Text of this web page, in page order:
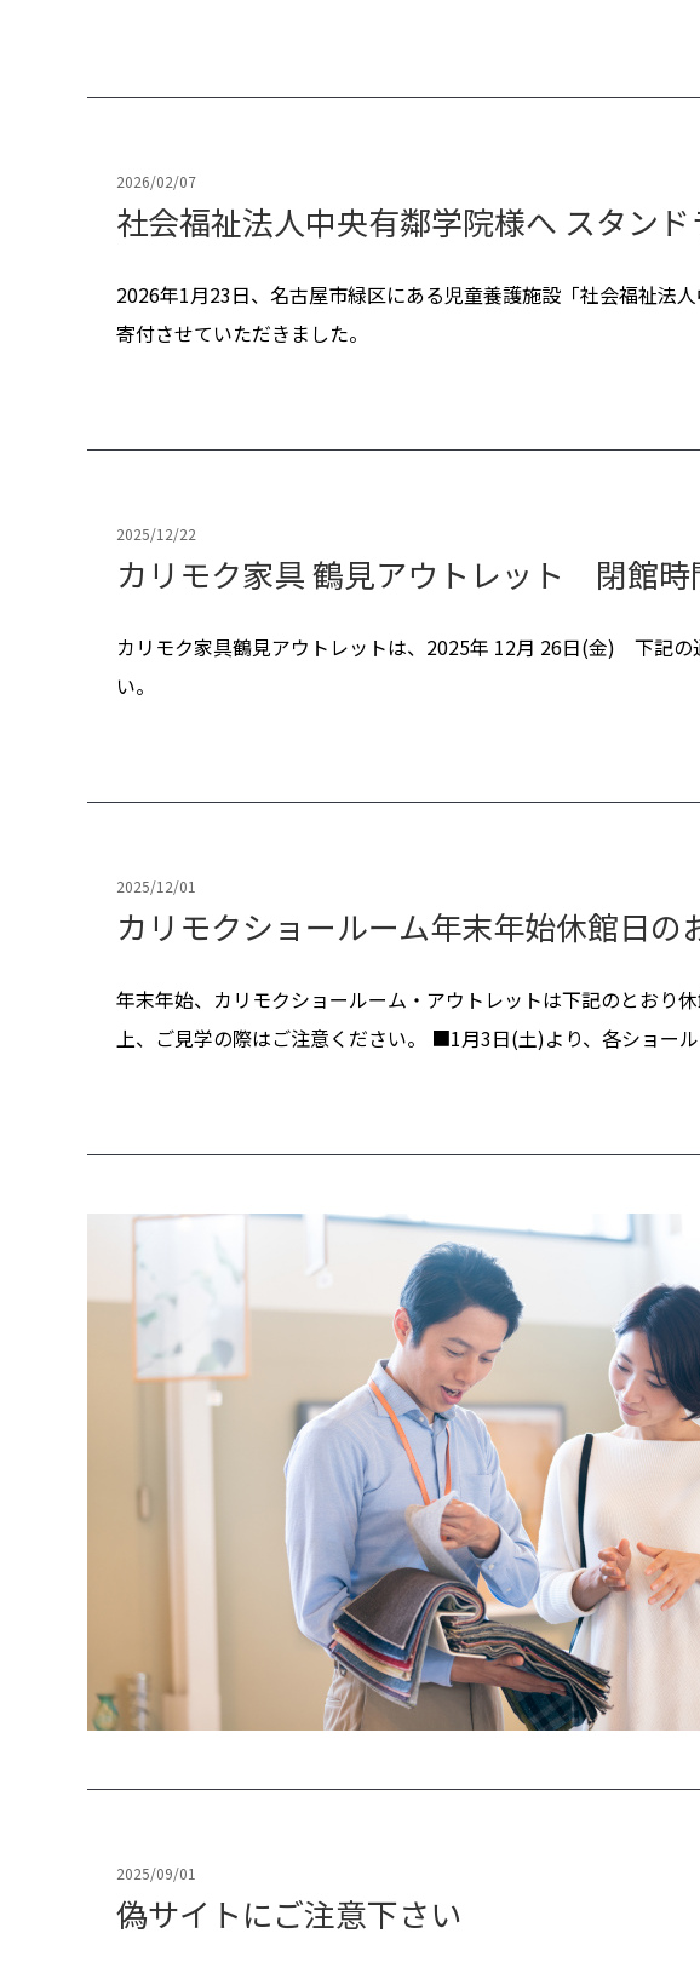
2026/02/07
社会福祉法人中央有鄰学院様へ スタン
2026年1月23日、名古屋市緑区にある児童養護施設「社会福祉法
寄付させていただきました。
2025/12/22
カリモク家具 鶴見アウトレット 閉館時
カリモク家具鶴見アウトレットは、2025年 12月 26日(金) 下記
い。
2025/12/01
カリモクショールーム年末年始休館日の
年末年始、カリモクショールーム・アウトレットは下記のとおり
上、ご見学の際はご注意ください。 ■1月3日(土)より、各ショー
2025/09/01
偽サイトにご注意下さい